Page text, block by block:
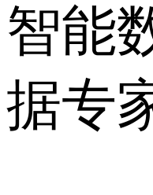
智能
据专